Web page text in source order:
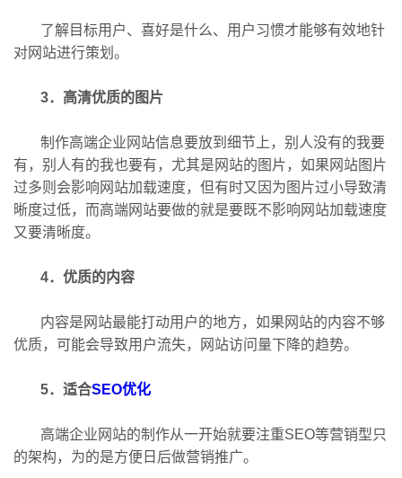
了解目标用户、喜好是什么、用户习惯才能够有效地针
对网站进行策划。
3．高清优质的图片
制作高端企业网站信息要放到细节上，别人没有的我要
有，别人有的我也要有，尤其是网站的图片，如果网站图片
过多则会影响网站加载速度，但有时又因为图片过小导致清
晰度过低，而高端网站要做的就是要既不影响网站加载速度
又要清晰度。
4．优质的内容
内容是网站最能打动用户的地方，如果网站的内容不够
优质，可能会导致用户流失，网站访问量下降的趋势。
5．适合SEO优化
高端企业网站的制作从一开始就要注重SEO等营销型只
的架构，为的是方便日后做营销推广。